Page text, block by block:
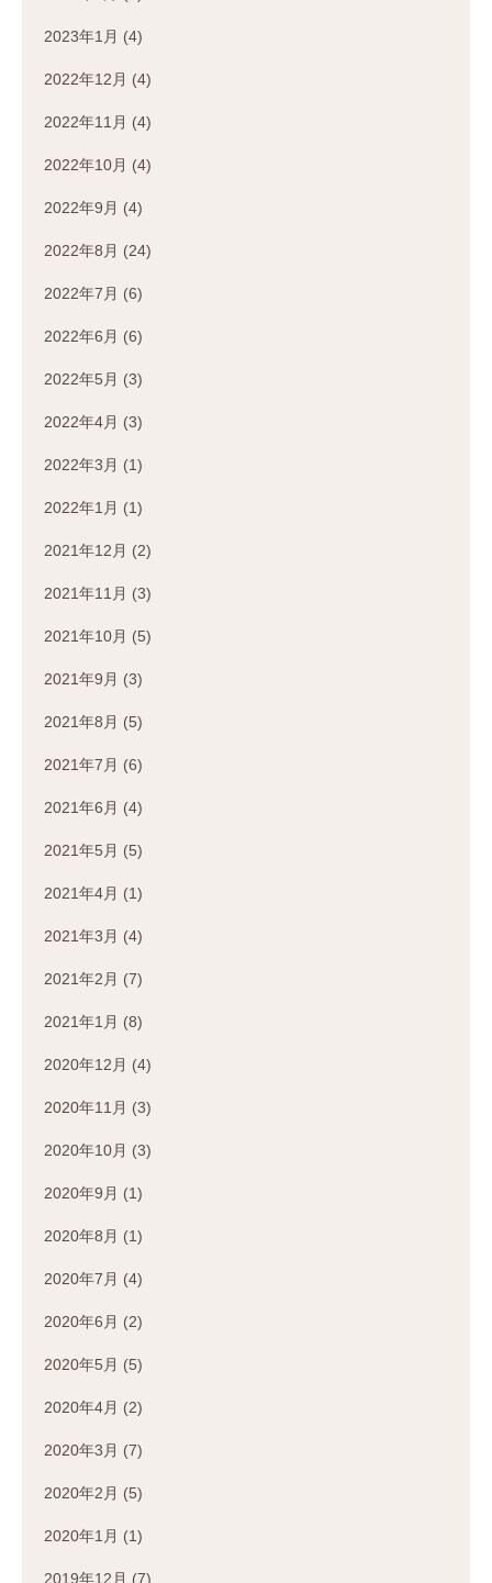
2023年1月 (4)
2022年12月 (4)
2022年11月 (4)
2022年10月 (4)
2022年9月 (4)
2022年8月 (24)
2022年7月 (6)
2022年6月 (6)
2022年5月 (3)
2022年4月 (3)
2022年3月 (1)
2022年1月 (1)
2021年12月 (2)
2021年11月 (3)
2021年10月 (5)
2021年9月 (3)
2021年8月 (5)
2021年7月 (6)
2021年6月 (4)
2021年5月 (5)
2021年4月 (1)
2021年3月 (4)
2021年2月 (7)
2021年1月 (8)
2020年12月 (4)
2020年11月 (3)
2020年10月 (3)
2020年9月 (1)
2020年8月 (1)
2020年7月 (4)
2020年6月 (2)
2020年5月 (5)
2020年4月 (2)
2020年3月 (7)
2020年2月 (5)
2020年1月 (1)
2019年12月 (7)